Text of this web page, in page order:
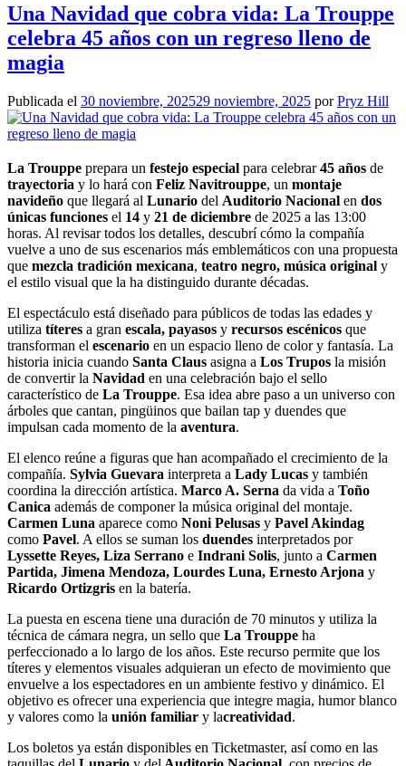
Una Navidad que cobra vida: La Trouppe
celebra 45 años con un regreso lleno de
magia
Publicada el 30 noviembre, 202529 noviembre, 2025 porPryz Hill
La Trouppe prepara un festejo especial para celebrar45 años de
trayectoria y lo hará con Feliz Navitrouppe, un montaje
navideño que llegará al Lunario del Auditorio Nacional en dos
únicas funciones el 14 y 21 de diciembre de 2025 a las 13:00
horas. Al revisar todos los detalles, descubrí cómo la compañía
vuelve a uno de sus escenarios más emblemáticos con una propuesta
que mezcla tradición mexicana, teatro negro, música original y
el estilo visual que la ha distinguido durante décadas.
El espectáculo está diseñado para públicos de todas las edades y
utiliza títeres a gran escala, payasos y recursos escénicos que
transforman el escenario en un espacio lleno de color y fantasía. La
historia inicia cuando Santa Claus asigna a Los Trupos la misión
de convertir la Navidad en una celebración bajo el sello
característico de La Trouppe. Esa idea abre paso a un universo con
árboles que cantan, pingüinos que bailan tap y duendes que
impulsan cada momento de la aventura.
El elenco reúne a figuras que han acompañado el crecimiento de la
compañía. Sylvia Guevara interpreta a Lady Lucas y también
coordina la dirección artística. Marco A. Serna da vida a Toño
Canica además de componer la música original del montaje.
Carmen Luna aparece como Noni Pelusas y Pavel Akindag
como Pavel. A ellos se suman los duendes interpretados por
Lyssette Reyes, Liza Serrano e Indrani Solis, junto a Carmen
Partida, Jimena Mendoza, Lourdes Luna, Ernesto Arjona y
Ricardo Ortizgris en la batería.
La puesta en escena tiene una duración de 70 minutos y utiliza la
técnica de cámara negra, un sello que La Trouppe ha
perfeccionado a lo largo de los años. Este recurso permite que los
títeres y elementos visuales adquieran un efecto de movimiento que
envuelve a los espectadores en un ambiente festivo y dinámico. El
objetivo es ofrecer una experiencia que integre magia, humor blanco
y valores como la unión familiar y lacreatividad.
Los boletos ya están disponibles en Ticketmaster, así como en las